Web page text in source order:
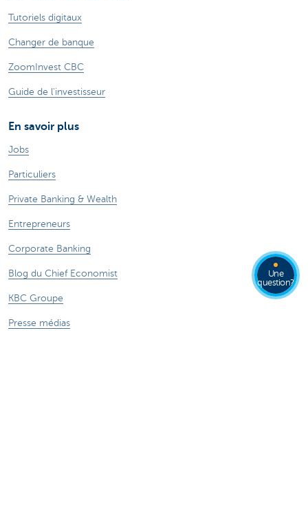
Tutoriels digitaux
Changer de banque
ZoomInvest CBC
Guide de l'investisseur
En savoir plus
Jobs
Particuliers
Private Banking & Wealth
Entrepreneurs
Corporate Banking
Blog du Chief Economist
KBC Groupe
Presse médias
Une
question?